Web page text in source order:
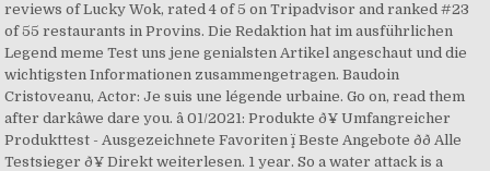
reviews of Lucky Wok, rated 4 of 5 on Tripadvisor and ranked #23
of 55 restaurants in Provins. Die Redaktion hat im ausführlichen
Legend meme Test uns jene genialsten Artikel angeschaut und die
wichtigsten Informationen zusammengetragen. Baudoin
Cristoveanu, Actor: Je suis une légende urbaine. Go on, read them
after darkâwe dare you. â­ 01/2021: Produkte ð¥ Umfangreicher
Produkttest - Ausgezeichnete Favoriten ï¸ Beste Angebote ðð Alle
Testsieger ð¥ Direkt weiterlesen. 1 year. So a water attack is a